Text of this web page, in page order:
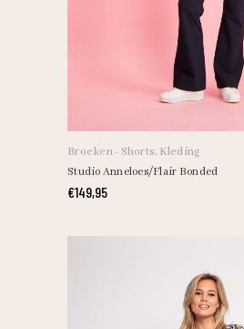
Broeken - Shorts, Kleding
Studio Anneloes/Flair Bonded
€149,95